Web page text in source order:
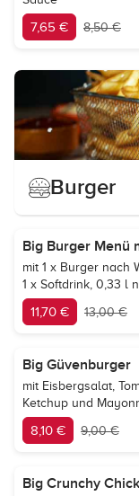
7,65 € 8,50 €
Burger
Big Burger Menü
mit 1 x Burger nach
1 x Softdrink, 0,33 l
11,70 € 13,00 €
Big Güvenburger
mit Eisbergsalat,
Ketchup und
8,10 € 9,00 €
Big Crunchy